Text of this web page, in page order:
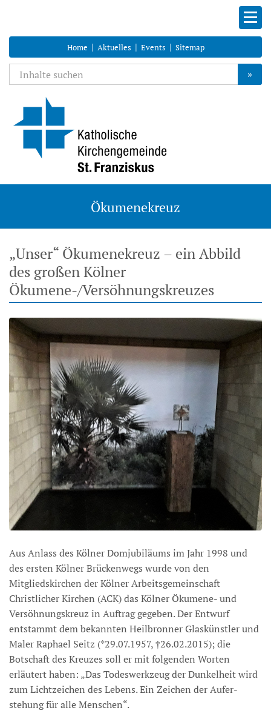
Home | Aktuelles | Events | Sitemap
»
Ökumenekreuz
„Unser“ Ökumenekreuz – ein Abbild
des großen Kölner
Ökumene-/Versöhnungskreuzes
Aus Anlass des Kölner Domjubiläums im Jahr 1998 und
des ersten Kölner Brückenwegs wurde von den
Mitgliedskirchen der Kölner Arbeitsgemeinschaft
Christlicher Kirchen (ACK) das Kölner Ökumene- und
Versöhnungskreuz in Auftrag gegeben. Der Entwurf
entstammt dem bekannten Heilbronner Glaskünstler und
Maler Raphael Seitz (*29.07.1957, †26.02.2015); die
Botschaft des Kreuzes soll er mit folgenden Worten
erläutert haben: „Das Todeswerkzeug der Dunkelheit wird
zum Lichtzeichen des Lebens. Ein Zeichen der Aufer­
stehung für alle Menschen“.